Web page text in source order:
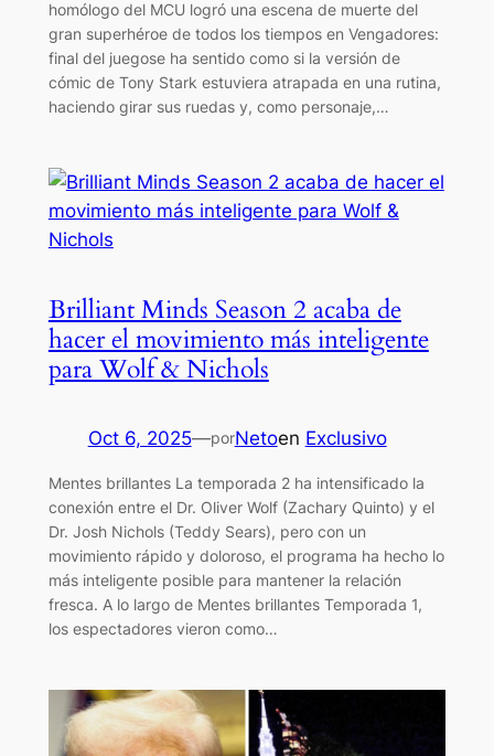
homólogo del MCU logró una escena de muerte del
gran superhéroe de todos los tiempos en Vengadores:
final del juegose ha sentido como si la versión de
cómic de Tony Stark estuviera atrapada en una rutina,
haciendo girar sus ruedas y, como personaje,…
Brilliant Minds Season 2 acaba de
hacer el movimiento más inteligente
para Wolf & Nichols
Oct 6, 2025—porNetoen Exclusivo
Mentes brillantes La temporada 2 ha intensificado la
conexión entre el Dr. Oliver Wolf (Zachary Quinto) y el
Dr. Josh Nichols (Teddy Sears), pero con un
movimiento rápido y doloroso, el programa ha hecho lo
más inteligente posible para mantener la relación
fresca. A lo largo de Mentes brillantes Temporada 1,
los espectadores vieron como…